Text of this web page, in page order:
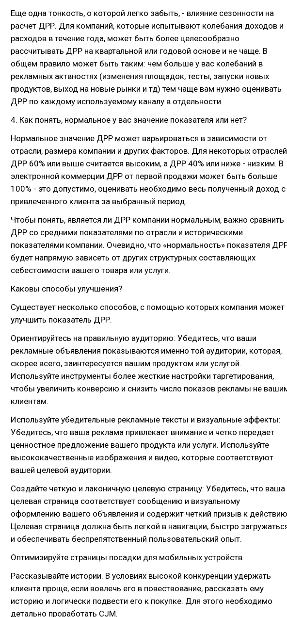
Еще одна тонкость, о которой легко забыть, - влияние сезонности на
расчет ДРР. Для компаний, которые испытывают колебания доходов и
расходов в течение года, может быть более целесообразно
рассчитывать ДРР на квартальной или годовой основе и не чаще. В
общем правило может быть таким: чем больше у вас колебаний в
рекламных актвностях (изменения площадок, тесты, запуски новых
продуктов, выход на новые рынки и тд) тем чаще вам нужно оценивать
ДРР по каждому используемому каналу в отдельности.
4. Как понять, нормальное у вас значение показателя или нет?
Нормальное значение ДРР может варьироваться в зависимости от
отрасли, размера компании и других факторов. Для некоторых
ДРР 60% или выше считается высоким, а ДРР 40% или ниже - низким. В
электронной коммерции ДРР от первой продажи может быть больше
100% - это допустимо, оценивать необходимо весь полученный доход с
привлеченного клиента за выбранный период.
Чтобы понять, является ли ДРР компании нормальным, важно сравнить
ДРР со средними показателями по отрасли и историческими
показателями компании. Очевидно, что «нормальность» показателя
будет напрямую зависеть от других структурных составляющих
себестоимости вашего товара или услуги.
Каковы способы улучшения?
Существует несколько способов, с помощью которых компания может
улучшить показатель ДРР.
Ориентируйтесь на правильную аудиторию: Убедитесь, что ваши
рекламные объявления показываются именно той аудитории, которая,
скорее всего, заинтересуется вашим продуктом или услугой.
Используйте инструменты более жесткие настройки таргетирования,
чтобы увеличить конверсию и снизить число показов рекламы не
клиентам.
Используйте убедительные рекламные тексты и визуальные эффекты:
Убедитесь, что ваша реклама привлекает внимание и четко передает
ценностное предложение вашего продукта или услуги. Используйте
высококачественные изображения и видео, которые соответствуют
вашей целевой аудитории.
Создайте четкую и лаконичную целевую страницу: Убедитесь, что ваша
целевая страница соответствует сообщению и визуальному
оформлению вашего объявления и содержит четкий призыв к
Целевая страница должна быть легкой в навигации, быстро
и обеспечивать беспрепятственный пользовательский опыт.
Оптимизируйте страницы посадки для мобильных устройств.
Рассказывайте истории. В условиях высокой конкуренции удержать
клиента проще, если вовлечь его в повествование, рассказать ему
историю и логически подвести его к покупке. Для этого необходимо
детально проработать CJM.